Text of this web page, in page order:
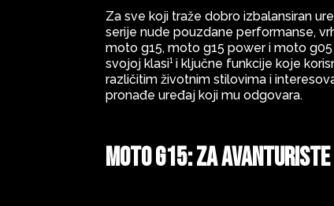
Za sve koji traže dobro izbalansiran
serije nude pouzdane performanse,
moto g15, moto g15 power i moto
svojoj klasi¹ i ključne funkcije koje
različitim životnim stilovima i
pronađe uređaj koji mu odgovara.
moto g15: Za